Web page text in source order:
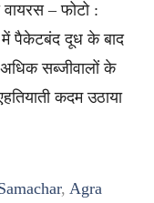
– फोटो :
पैकेटबंद दूध के बाद
सब्जीवालों के
कदम उठाया
, Agra